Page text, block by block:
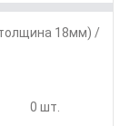
18мм) /
0 шт.